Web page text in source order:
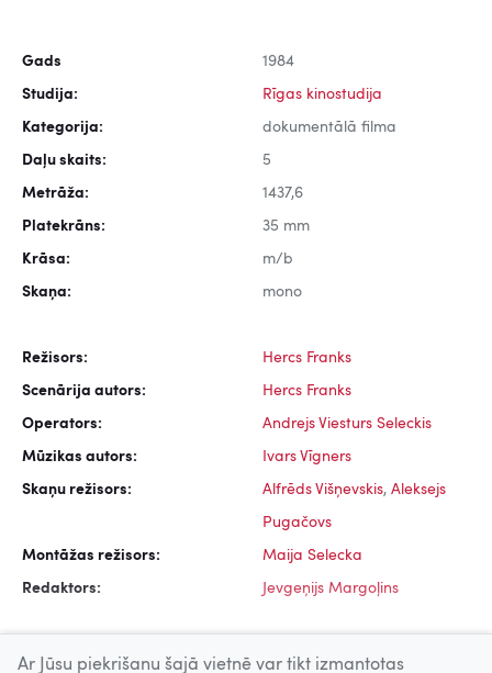
Gads 1984
Studija: Rīgas kinostudija
Kategorija: dokumentālā filma
Daļu skaits: 5
Metrāža: 1437,6
Platekrāns: 35 mm
Krāsa: m/b
Skaņa: mono
Režisors: Hercs Franks
Scenārija autors: Hercs Franks
Operators: Andrejs Viesturs Seleckis
Mūzikas autors: Ivars Vīgners
Skaņu režisors: Alfrēds Višņevskis, Aleksejs
Pugačovs
Montāžas režisors: Maija Selecka
Redaktors: Jevgeņijs Margoļins
Ar Jūsu piekrišanu šajā vietnē var tikt izmantotas